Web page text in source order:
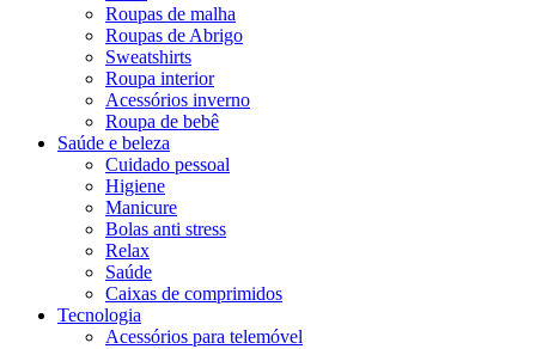
Roupas de malha
Roupas de Abrigo
Sweatshirts
Roupa interior
Acessórios inverno
Roupa de bebê
Saúde e beleza
Cuidado pessoal
Higiene
Manicure
Bolas anti stress
Relax
Saúde
Caixas de comprimidos
Tecnologia
Acessórios para telemóvel